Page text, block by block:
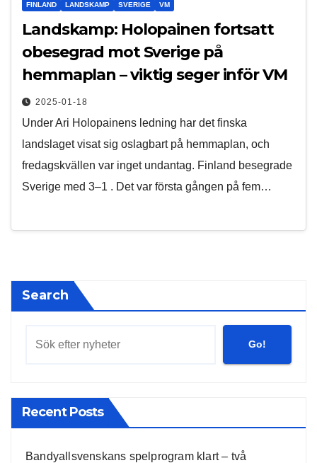
FINLAND LANDSKAMP SVERIGE VM
Landskamp: Holopainen fortsatt
obesegrad mot Sverige på
hemmaplan – viktig seger inför VM
2025-01-18
Under Ari Holopainens ledning har det finska
landslaget visat sig oslagbart på hemmaplan, och
fredagskvällen var inget undantag. Finland besegrade
Sverige med 3–1 . Det var första gången på fem…
Search
Go!
Recent Posts
Bandyallsvenskans spelprogram klart – två